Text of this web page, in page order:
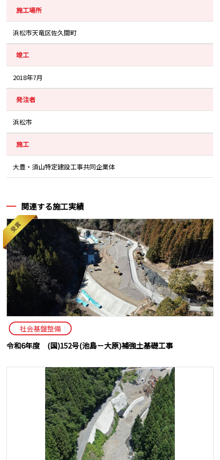
施工場所
浜松市天竜区佐久間町
竣工
2018年7月
発注者
浜松市
施工
大豊・須山特定建設工事共同企業体
関連する施工実績
社会基盤整備
令和6年度 (国)152号(池島－大原)補強土基礎工事